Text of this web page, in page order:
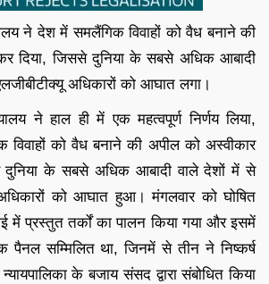
ने देश में समलैंगिक विवाहों को वैध बनाने की
दिया, जिससे दुनिया के सबसे अधिक आबादी
अधिकारों को आघात लगा।
ने हाल ही में एक महत्वपूर्ण निर्णय लिया,
को वैध बनाने की अपील को अस्वीकार
दुनिया के सबसे अधिक आबादी वाले देशों में से
को आघात हुआ। मंगलवार को घोषित
प्रस्तुत तर्कों का पालन किया गया और इसमें
पैनल सम्मिलित था, जिनमें से तीन ने निष्कर्ष
के बजाय संसद द्वारा संबोधित किया